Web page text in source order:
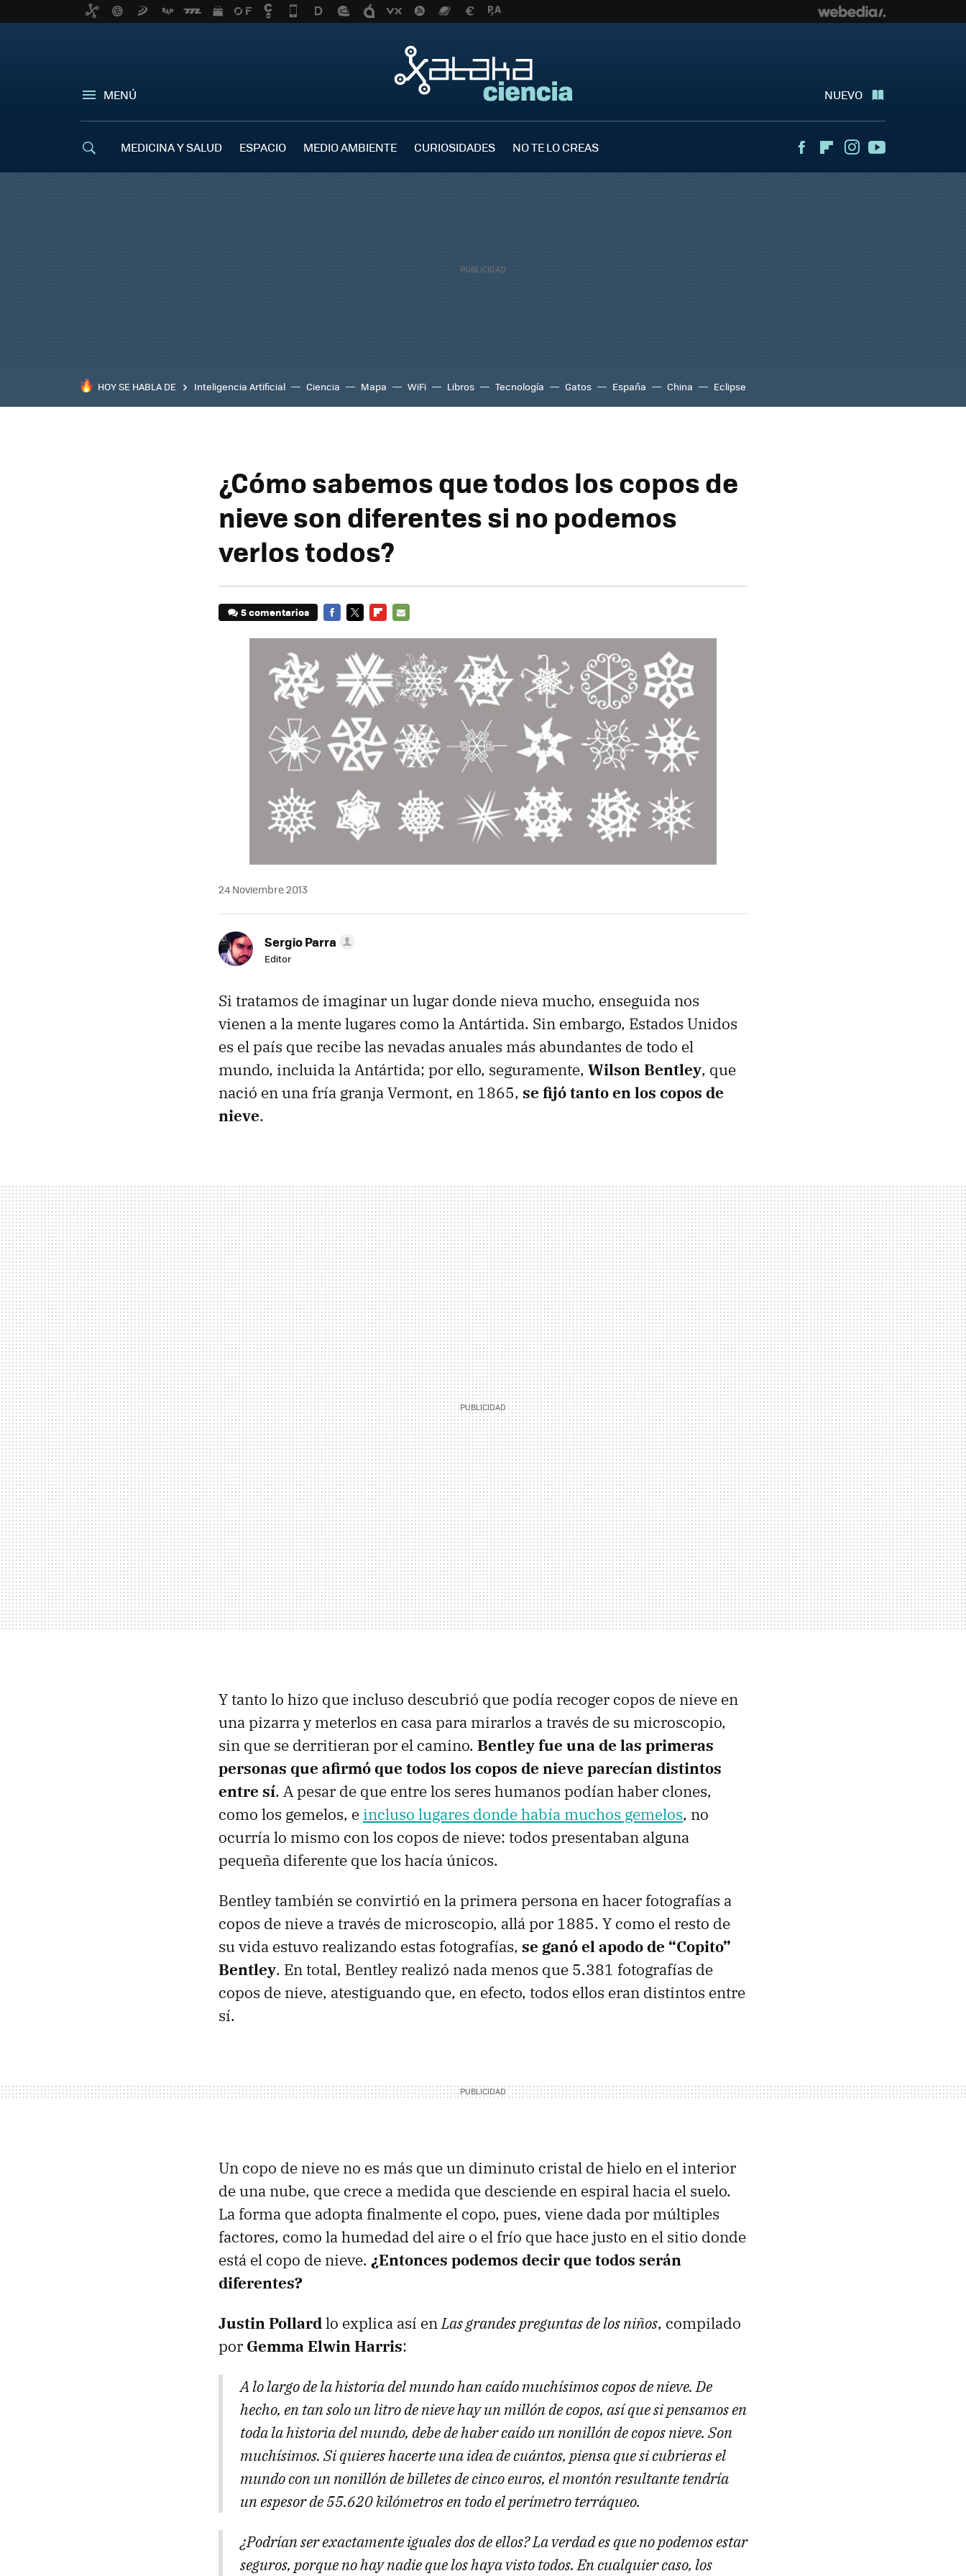
MENÚ NUEVO
MEDICINA Y SALUD ESPACIO MEDIO AMBIENTE CURIOSIDADES NO TE LO CREAS FacebookFlipboardInstagram
HOY SE HABLA DE Inteligencia Artificial Ciencia Mapa WiFi Libros Tecnología Gatos España China Eclipse
¿Cómo sabemos que todos los copos de
nieve son diferentes si no podemos
verlos todos?
5 comentarios
24 Noviembre 2013
Sergio Parra
Editor
Si tratamos de imaginar un lugar donde nieva mucho, enseguida nos
vienen a la mente lugares como la Antártida. Sin embargo, Estados Unidos
es el país que recibe las nevadas anuales más abundantes de todo el
mundo, incluida la Antártida; por ello, seguramente, Wilson Bentley, que
nació en una fría granja Vermont, en 1865, se fijó tanto en los copos de
nieve.
Y tanto lo hizo que incluso descubrió que podía recoger copos de nieve en
una pizarra y meterlos en casa para mirarlos a través de su microscopio,
sin que se derritieran por el camino. Bentley fue una de las primeras
personas que afirmó que todos los copos de nieve parecían distintos
entre sí. A pesar de que entre los seres humanos podían haber clones,
como los gemelos, e incluso lugares donde había muchos gemelos, no
ocurría lo mismo con los copos de nieve: todos presentaban alguna
pequeña diferente que los hacía únicos.
Bentley también se convirtió en la primera persona en hacer fotografías a
copos de nieve a través de microscopio, allá por 1885. Y como el resto de
su vida estuvo realizando estas fotografías, se ganó el apodo de “Copito”
Bentley. En total, Bentley realizó nada menos que 5.381 fotografías de
copos de nieve, atestiguando que, en efecto, todos ellos eran distintos entre
sí.
Un copo de nieve no es más que un diminuto cristal de hielo en el interior
de una nube, que crece a medida que desciende en espiral hacia el suelo.
La forma que adopta finalmente el copo, pues, viene dada por múltiples
factores, como la humedad del aire o el frío que hace justo en el sitio donde
está el copo de nieve. ¿Entonces podemos decir que todos serán
diferentes?
Justin Pollardlo explica así enLas grandes preguntas de los niños, compilado
por Gemma Elwin Harris:
A lo largo de la historia del mundo han caído muchísimos copos de nieve. De
hecho, en tan solo un litro de nieve hay un millón de copos, así que si pensamos en
toda la historia del mundo, debe de haber caído un nonillón de copos nieve. Son
muchísimos. Si quieres hacerte una idea de cuántos, piensa que si cubrieras el
mundo con un nonillón de billetes de cinco euros, el montón resultante tendría
un espesor de 55.620 kilómetros en todo el perímetro terráqueo.
¿Podrían ser exactamente iguales dos de ellos? La verdad es que no podemos estar
seguros, porque no hay nadie que los haya visto todos. En cualquier caso, los